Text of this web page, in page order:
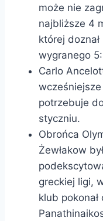
może nie
najbliższe 4
której
wygranego
Carlo
potrzebuje
styczniu.
Obrońca
Żewłakow
greckiej ligi,
klub